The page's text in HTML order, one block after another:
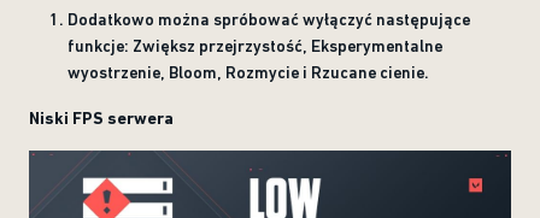
Dodatkowo można spróbować wyłączyć następujące
funkcje: Zwiększ przejrzystość, Eksperymentalne
wyostrzenie, Bloom, Rozmycie i Rzucane cienie.
Niski FPS serwera